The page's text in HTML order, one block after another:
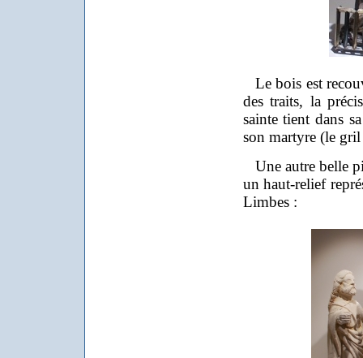
Le bois est
des traits, la
sainte tient dans
son martyre (le gril
Une autre belle
un haut-relief
Limbes :